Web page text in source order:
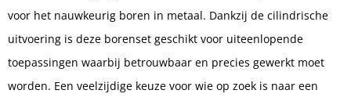
voor het nauwkeurig boren in metaal. Dankzij de cilindrische
uitvoering is deze borenset geschikt voor uiteenlopende
toepassingen waarbij betrouwbaar en precies gewerkt moet
worden. Een veelzijdige keuze voor wie op zoek is naar een